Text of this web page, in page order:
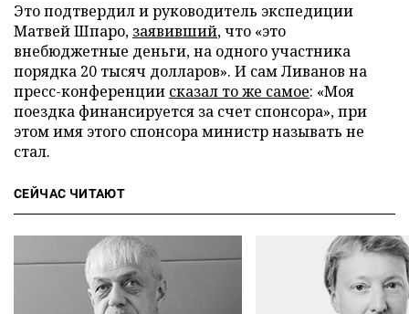
Это подтвердил и руководитель экспедиции
Матвей Шпаро, заявивший, что «это
внебюджетные деньги, на одного участника
порядка 20 тысяч долларов». И сам Ливанов на
пресс-конференции сказал то же самое: «Моя
поездка финансируется за счет спонсора», при
этом имя этого спонсора министр называть не
стал.
СЕЙЧАС ЧИТАЮТ